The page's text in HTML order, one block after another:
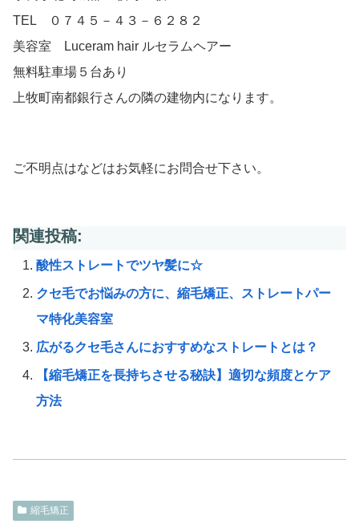
TEL ０７４５－４３－６２８２
美容室 Luceram hair ルセラムヘアー
無料駐車場５台あり
上牧町南都銀行さんの隣の建物内になります。
ご不明点はなどはお気軽にお問合せ下さい。
関連投稿:
酸性ストレートでツヤ髪に☆
クセ毛でお悩みの方に、縮毛矯正、ストレートパー
マ特化美容室
広がるクセ毛さんにおすすめなストレートとは？
【縮毛矯正を長持ちさせる秘訣】適切な頻度とケア
方法
縮毛矯正